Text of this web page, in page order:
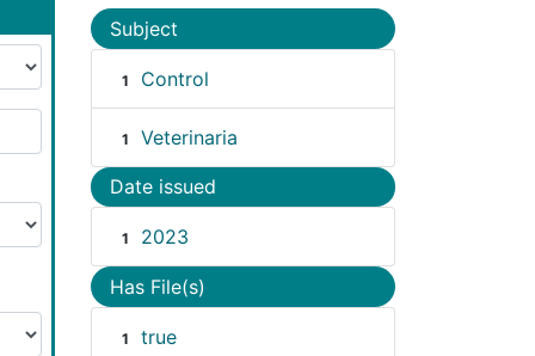
Subject
1 Control
1 Veterinaria
Date issued
1 2023
Has File(s)
1 true